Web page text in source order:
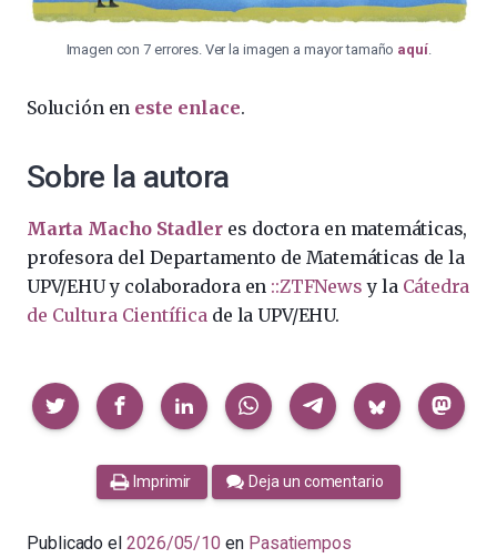
Imagen con 7 errores. Ver la imagen a mayor tamaño aquí.
Solución en este enlace.
Sobre la autora
Marta Macho Stadler es doctora en matemáticas,
profesora del Departamento de Matemáticas de la
UPV/EHU y colaboradora en ::ZTFNews y la Cátedra
de Cultura Científica de la UPV/EHU.
Compartir
Imprimir Deja un comentario
Publicado el 2026/05/10 en Pasatiempos